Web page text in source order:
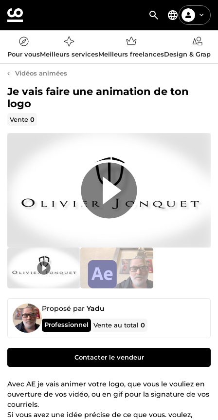
Pour vousMeilleurs servicesMeilleurs freelancesDesign &
Vidéos animées
Je vais faire une animation de ton
logo
Vente0
Proposé par Yadu
Professionnel Vente au total0
Contacter le vendeur
Avec AE je vais animer votre logo, que vous le vouliez en
ouverture de vos vidéo, ou en gif pour la signature de vos
courriels.
Si vous avez une idée précise de ce que vous. voulez,